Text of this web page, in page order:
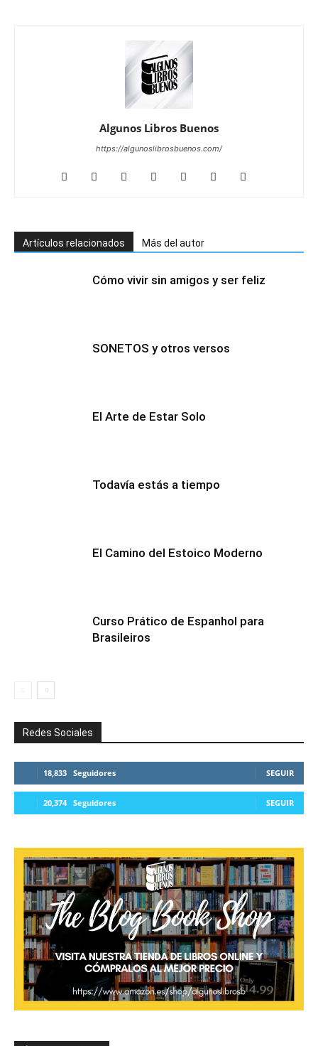
Algunos Libros Buenos
https://algunoslibrosbuenos.com/
Artículos relacionados Más del autor
Cómo vivir sin amigos y ser feliz
SONETOS y otros versos
El Arte de Estar Solo
Todavía estás a tiempo
El Camino del Estoico Moderno
Curso Prático de Espanhol para
Brasileiros
Redes Sociales
18,833 Seguidores SEGUIR
20,374 Seguidores SEGUIR